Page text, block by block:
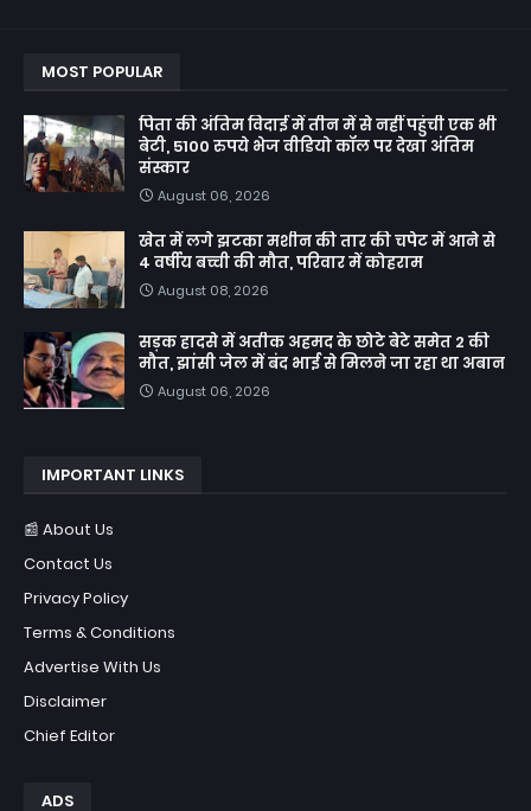
MOST POPULAR
पिता की अंतिम विदाई में तीन में से नहीं पहुंची एक भी
बेटी, 5100 रुपये भेज वीडियो कॉल पर देखा अंतिम
संस्कार
August 06, 2026
खेत में लगे झटका मशीन की तार की चपेट में आने से
4 वर्षीय बच्ची की मौत, परिवार में कोहराम
August 08, 2026
सड़क हादसे में अतीक अहमद के छोटे बेटे समेत 2 की
मौत, झांसी जेल में बंद भाई से मिलने जा रहा था अबान
August 06, 2026
IMPORTANT LINKS
📰 About Us
Contact Us
Privacy Policy
Terms & Conditions
Advertise With Us
Disclaimer
Chief Editor
ADS